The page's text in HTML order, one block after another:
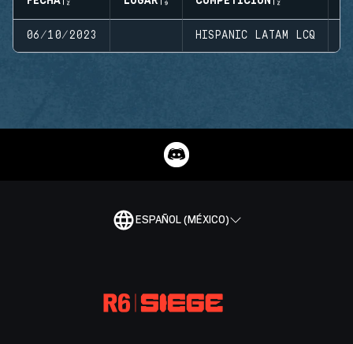
06/10/2023 HISPANIC LATAM LCQ
ESPAÑOL (MÉXICO)